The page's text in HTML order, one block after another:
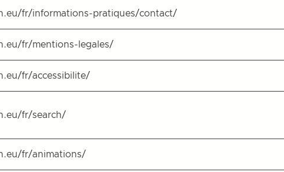
fr/informations-pratiques/contact/
fr/mentions-legales/
fr/accessibilite/
fr/search/
fr/animations/